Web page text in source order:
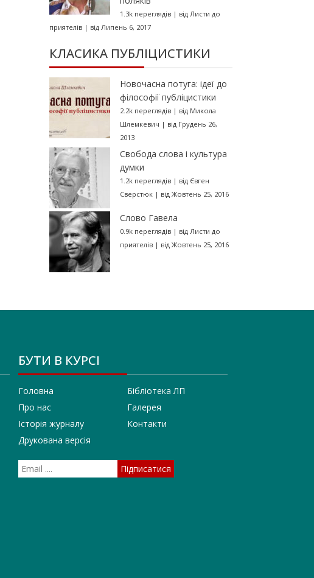
1.3k переглядів| від Листи до
приятелів| від Липень 6, 2017
КЛАСИКА ПУБЛІЦИСТИКИ
Новочасна потуга: ідеї до
філософії публіцистики
2.2k переглядів| від Микола
Шлемкевич | від Грудень 26,
2013
Свобода слова і культура
думки
1.2k переглядів| від Євген
Сверстюк| від Жовтень 25, 2016
Слово Гавела
0.9k переглядів| від Листи до
приятелів| від Жовтень 25, 2016
БУТИ В КУРСІ
Головна
Про нас
Історія журналу
Друкована версія
Бібліотека ЛП
Галерея
Контакти